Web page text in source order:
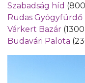
Szabadság híd
Rudas Gyógyfürdő
Várkert Bazár
Budavári Palota